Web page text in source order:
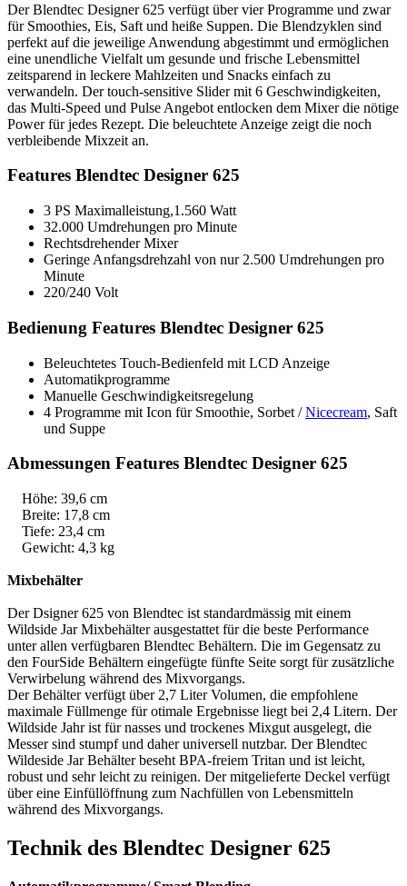
Der Blendtec Designer 625 verfügt über vier Programme und zwar
für Smoothies, Eis, Saft und heiße Suppen. Die Blendzyklen sind
perfekt auf die jeweilige Anwendung abgestimmt und ermöglichen
eine unendliche Vielfalt um gesunde und frische Lebensmittel
zeitsparend in leckere Mahlzeiten und Snacks einfach zu
verwandeln. Der touch-sensitive Slider mit 6 Geschwindigkeiten,
das Multi-Speed und Pulse Angebot entlocken dem Mixer die nötige
Power für jedes Rezept. Die beleuchtete Anzeige zeigt die noch
verbleibende Mixzeit an.
Features Blendtec Designer 625
3 PS Maximalleistung,1.560 Watt
32.000 Umdrehungen pro Minute
Rechtsdrehender Mixer
Geringe Anfangsdrehzahl von nur 2.500 Umdrehungen pro
Minute
220/240 Volt
Bedienung Features Blendtec Designer 625
Beleuchtetes Touch-Bedienfeld mit LCD Anzeige
Automatikprogramme
Manuelle Geschwindigkeitsregelung
4 Programme mit Icon für Smoothie, Sorbet /Nicecream, Saft
und Suppe
Abmessungen Features Blendtec Designer 625
Höhe: 39,6 cm
Breite: 17,8 cm
Tiefe: 23,4 cm
Gewicht: 4,3 kg
Mixbehälter
Der Dsigner 625 von Blendtec ist standardmässig mit einem
Wildside Jar Mixbehälter ausgestattet für die beste Performance
unter allen verfügbaren Blendtec Behältern. Die im Gegensatz zu
den FourSide Behältern eingefügte fünfte Seite sorgt für zusätzliche
Verwirbelung während des Mixvorgangs.
Der Behälter verfügt über 2,7 Liter Volumen, die empfohlene
maximale Füllmenge für otimale Ergebnisse liegt bei 2,4 Litern. Der
Wildside Jahr ist für nasses und trockenes Mixgut ausgelegt, die
Messer sind stumpf und daher universell nutzbar. Der Blendtec
Wildeside Jar Behälter beseht BPA-freiem Tritan und ist leicht,
robust und sehr leicht zu reinigen. Der mitgelieferte Deckel verfügt
über eine Einfüllöffnung zum Nachfüllen von Lebensmitteln
während des Mixvorgangs.
Technik des Blendtec Designer 625